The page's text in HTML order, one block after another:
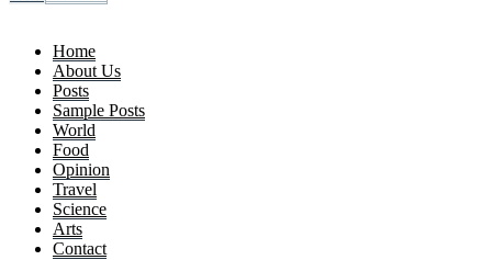
Home
About Us
Posts
Sample Posts
World
Food
Opinion
Travel
Science
Arts
Contact